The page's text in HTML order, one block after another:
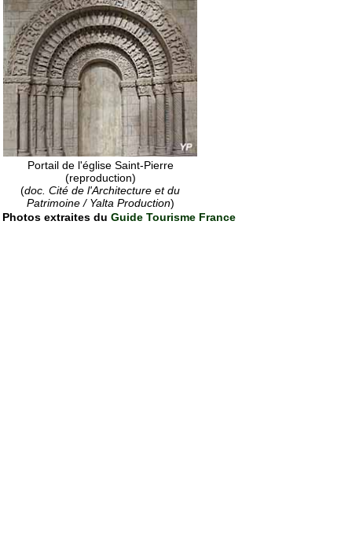
Portail de l'église Saint-Pierre
(reproduction)
(doc. Cité de l'Architecture et du
Patrimoine / Yalta Production)
Photos extraites du Guide Tourisme France